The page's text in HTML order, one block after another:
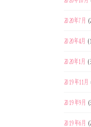
2020年7月
2020年4月
2020年1月
2019年11月
2019年9月
2019年6月